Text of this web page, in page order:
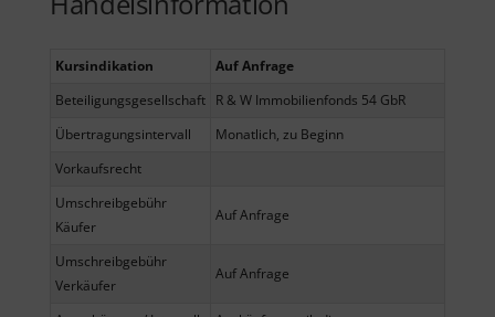
Kursindikation
Auf Anfrage
Beteiligungsgesellschaft R & W Immobilienfonds 54 GbR
Übertragungsintervall
Monatlich, zu Beginn
Vorkaufsrecht
Umschreibgebühr
Käufer
Auf Anfrage
Umschreibgebühr
Verkäufer
Auf Anfrage